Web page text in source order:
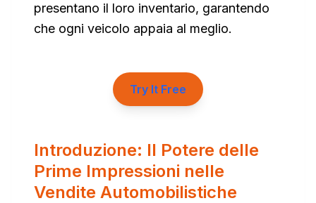
presentano il loro inventario, garantendo
che ogni veicolo appaia al meglio.
Try It Free
Introduzione: Il Potere delle
Prime Impressioni nelle
Vendite Automobilistiche